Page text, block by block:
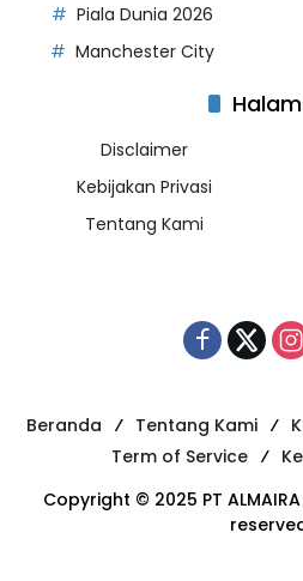
Piala Dunia 2026
Manchester City
Disclaimer
Kebijakan Privasi
Tentang Kami
Beranda Tentang Kami
Term of Service
Copyright © 2025 PT ALMAIRA